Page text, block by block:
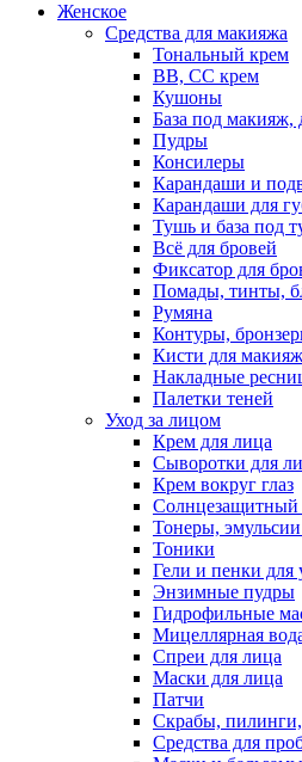
Женское
Средства для макияжа
Тональный крем
BB, CC крем
Кушоны
База под макияж,
Пудры
Консилеры
Карандаши и
Карандаши для
Тушь и база под
Всё для бровей
Фиксатор для
Помады, тинты,
Румяна
Контуры,
Кисти для
Накладные
Палетки теней
Уход за лицом
Крем для лица
Сыворотки для
Крем вокруг глаз
Солнцезащитный
Тонеры,
Тоники
Гели и пенки для
Энзимные пудры
Гидрофильные
Мицеллярная
Спреи для лица
Маски для лица
Патчи
Скрабы, пилинги,
Средства для